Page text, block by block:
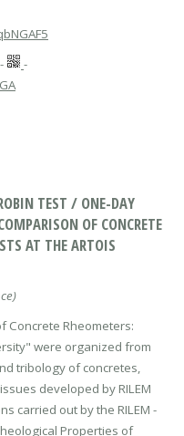
-
-
TEST / ONE-DAY
OF CONCRETE
AT THE ARTOIS
Concrete Rheometers:
were organized from
tribology of concretes,
developed by RILEM
carried out by the RILEM -
Properties of